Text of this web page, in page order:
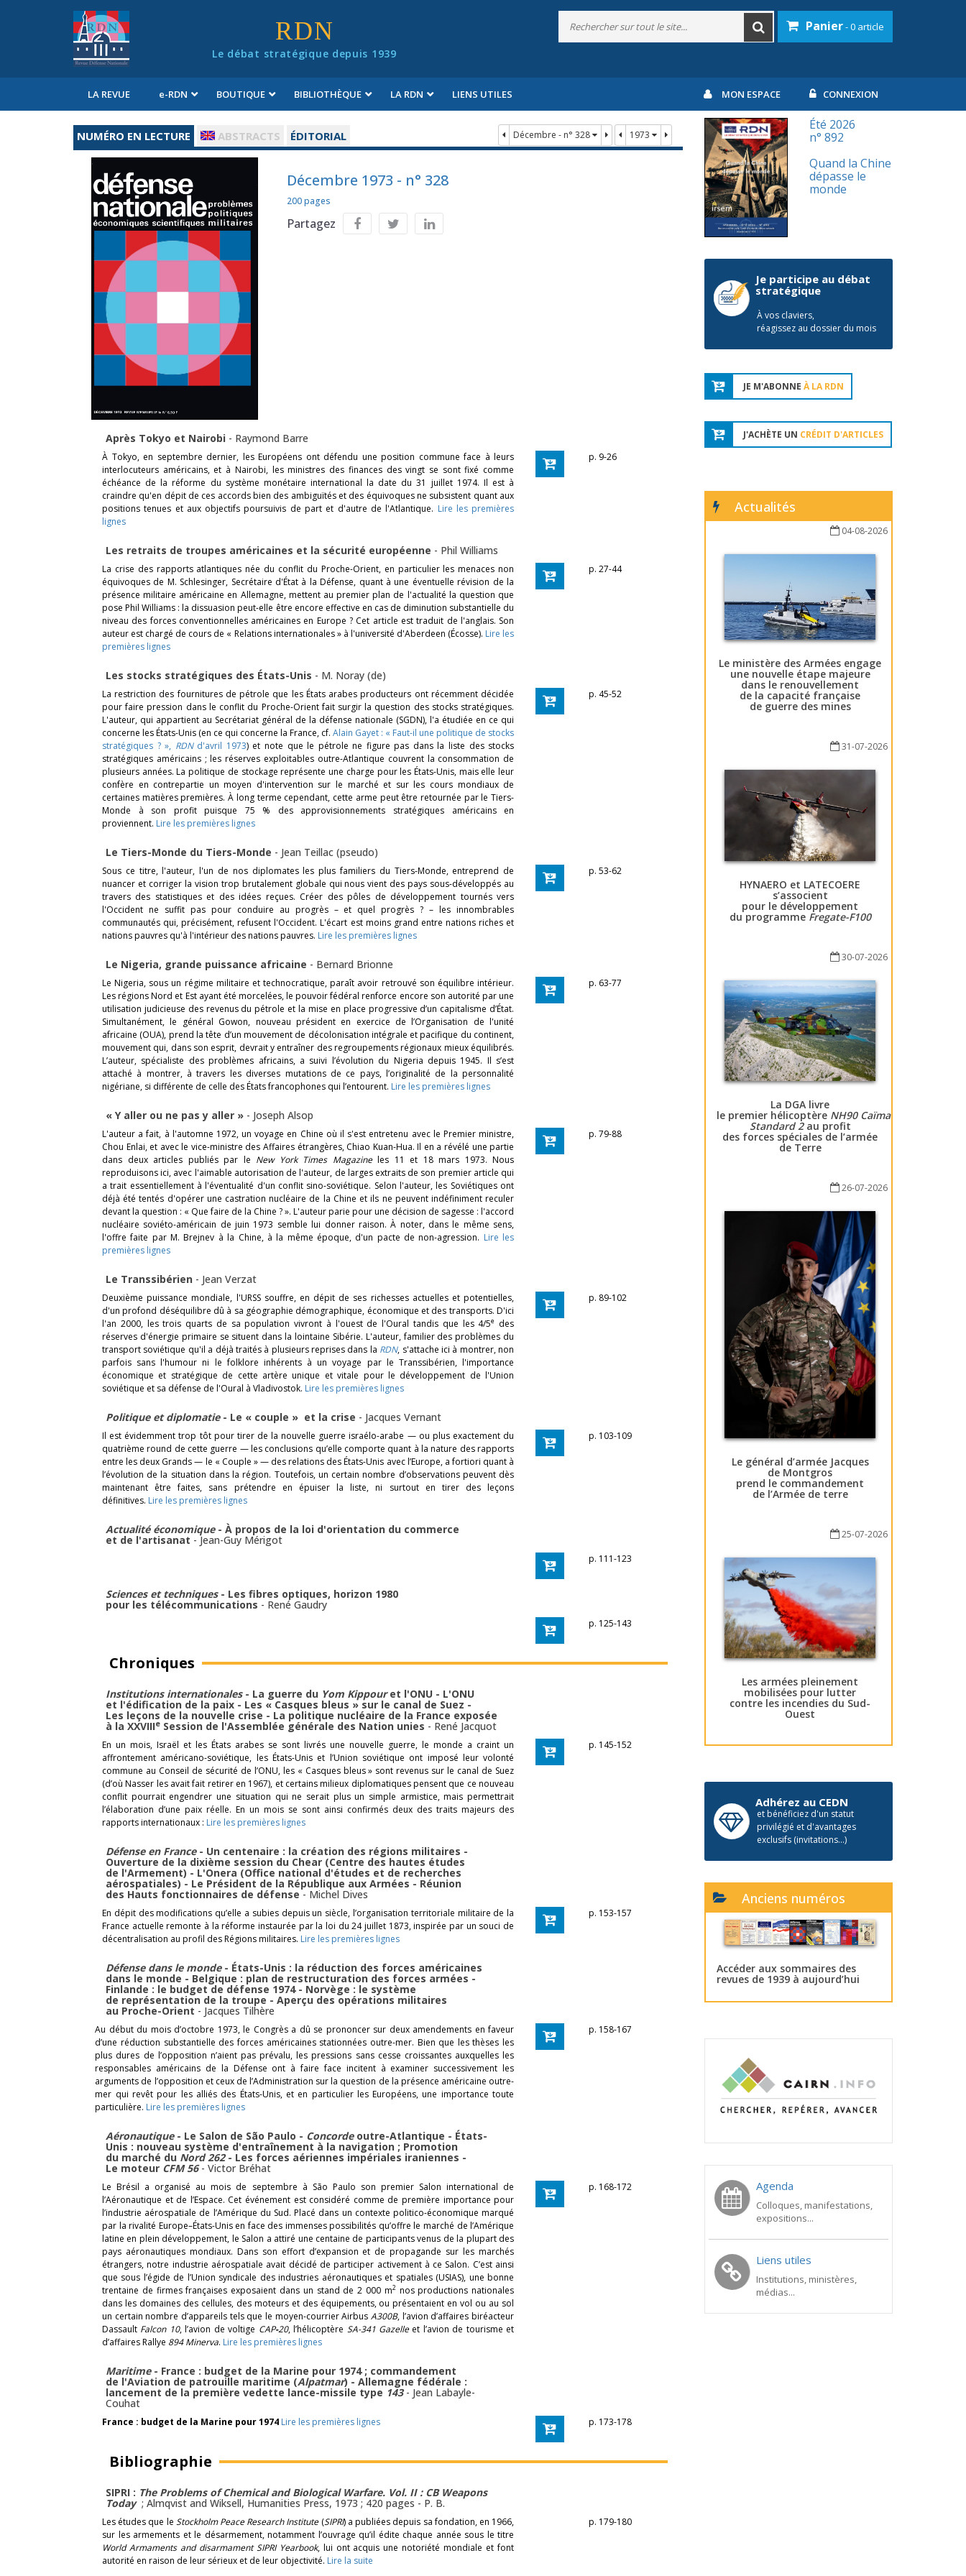
RDN
Le débat stratégique depuis 1939
Panier- 0 article
LA REVUE e-RDN BOUTIQUE BIBLIOTHÈQUE LA RDN LIENS UTILES MON ESPACE CONNEXION
NUMÉRO EN LECTURE ABSTRACTS ÉDITORIAL Décembre - n° 328 1973
Décembre 1973 - n° 328
200 pages
Partagez
Après Tokyo et Nairobi - Raymond Barre
À Tokyo, en septembre dernier, les Européens ont défendu une position commune face à leurs
interlocuteurs américains, et à Nairobi, les ministres des finances des vingt se sont fixé comme
échéance de la réforme du système monétaire international la date du 31 juillet 1974. Il est à
craindre qu'en dépit de ces accords bien des ambiguïtés et des équivoques ne subsistent quant aux
positions tenues et aux objectifs poursuivis de part et d'autre de l'Atlantique. Lire les premières
lignes
p. 9-26
Les retraits de troupes américaines et la sécurité européenne - Phil Williams
La crise des rapports atlantiques née du conflit du Proche-Orient, en particulier les menaces non
équivoques de M. Schlesinger, Secrétaire d'État à la Défense, quant à une éventuelle révision de la
présence militaire américaine en Allemagne, mettent au premier plan de l'actualité la question que
pose Phil Williams : la dissuasion peut-elle être encore effective en cas de diminution substantielle du
niveau des forces conventionnelles américaines en Europe ? Cet article est traduit de l'anglais. Son
auteur est chargé de cours de « Relations internationales » à l'université d'Aberdeen (Écosse). Lire les
premières lignes
p. 27-44
Les stocks stratégiques des États-Unis - M. Noray (de)
La restriction des fournitures de pétrole que les États arabes producteurs ont récemment décidée
pour faire pression dans le conflit du Proche-Orient fait surgir la question des stocks stratégiques.
L'auteur, qui appartient au Secrétariat général de la défense nationale (SGDN), l'a étudiée en ce qui
concerne les États-Unis (en ce qui concerne la France, cf.Alain Gayet : « Faut-il une politique de stocks
stratégiques ? », RDNd'avril 1973) et note que le pétrole ne figure pas dans la liste des stocks
stratégiques américains ; les réserves exploitables outre-Atlantique couvrent la consommation de
plusieurs années. La politique de stockage représente une charge pour les États-Unis, mais elle leur
confère en contrepartie un moyen d'intervention sur le marché et sur les cours mondiaux de
certaines matières premières. À long terme cependant, cette arme peut être retournée par le Tiers-
Monde à son profit puisque 75 % des approvisionnements stratégiques américains en
proviennent. Lire les premières lignes
p. 45-52
Le Tiers-Monde du Tiers-Monde - Jean Teillac (pseudo)
Sous ce titre, l'auteur, l'un de nos diplomates les plus familiers du Tiers-Monde, entreprend de
nuancer et corriger la vision trop brutalement globale qui nous vient des pays sous-développés au
travers des statistiques et des idées reçues. Créer des pôles de développement tournés vers
l'Occident ne suffit pas pour conduire au progrès – et quel progrès ? – les innombrables
communautés qui, précisément, refusent l'Occident. L'écart est moins grand entre nations riches et
nations pauvres qu'à l'intérieur des nations pauvres. Lire les premières lignes
p. 53-62
Le Nigeria, grande puissance africaine - Bernard Brionne
Le Nigeria, sous un régime militaire et technocratique, paraît avoir retrouvé son équilibre intérieur.
Les régions Nord et Est ayant été morcelées, le pouvoir fédéral renforce encore son autorité par une
utilisation judicieuse des revenus du pétrole et la mise en place progressive d’un capitalisme d’État.
Simultanément, le général Gowon, nouveau président en exercice de l’Organisation de l'unité
africaine (OUA), prend la tête d’un mouvement de décolonisation intégrale et pacifique du continent,
mouvement qui, dans son esprit, devrait y entraîner des regroupements régionaux mieux équilibrés.
L’auteur, spécialiste des problèmes africains, a suivi l’évolution du Nigeria depuis 1945. Il s’est
attaché à montrer, à travers les diverses mutations de ce pays, l’originalité de la personnalité
nigériane, si différente de celle des États francophones qui l’entourent. Lire les premières lignes
p. 63-77
« Y aller ou ne pas y aller » - Joseph Alsop
L'auteur a fait, à l'automne 1972, un voyage en Chine où il s'est entretenu avec le Premier ministre,
Chou Enlai, et avec le vice-ministre des Affaires étrangères, Chiao Kuan-Hua. Il en a révélé une partie
dans deux articles publiés par le New York Times Magazineles 11 et 18 mars 1973. Nous
reproduisons ici, avec l'aimable autorisation de l'auteur, de larges extraits de son premier article qui
a trait essentiellement à l'éventualité d'un conflit sino-soviétique. Selon l'auteur, les Soviétiques ont
déjà été tentés d'opérer une castration nucléaire de la Chine et ils ne peuvent indéfiniment reculer
devant la question : « Que faire de la Chine ? ». L'auteur parie pour une décision de sagesse : l'accord
nucléaire soviéto-américain de juin 1973 semble lui donner raison. À noter, dans le même sens,
l'offre faite par M. Brejnev à la Chine, à la même époque, d'un pacte de non-agression. Lire les
premières lignes
p. 79-88
Le Transsibérien - Jean Verzat
Deuxième puissance mondiale, l'URSS souffre, en dépit de ses richesses actuelles et potentielles,
d'un profond déséquilibre dû à sa géographie démographique, économique et des transports. D'ici
l'an 2000, les trois quarts de sa population vivront à l'ouest de l'Oural tandis que les 4/5e des
réserves d'énergie primaire se situent dans la lointaine Sibérie. L'auteur, familier des problèmes du
transport soviétique qu'il a déjà traités à plusieurs reprises dans la RDN, s'attache ici à montrer, non
parfois sans l'humour ni le folklore inhérents à un voyage par le Transsibérien, l'importance
économique et stratégique de cette artère unique et vitale pour le développement de l'Union
soviétique et sa défense de l'Oural à Vladivostok. Lire les premières lignes
p. 89-102
Politique et diplomatie- Le « couple » et la crise - Jacques Vernant
Il est évidemment trop tôt pour tirer de la nouvelle guerre israélo-arabe — ou plus exactement du
quatrième round de cette guerre — les conclusions qu’elle comporte quant à la nature des rapports
entre les deux Grands — le « Couple » — des relations des États-Unis avec l’Europe, a fortiori quant à
l’évolution de la situation dans la région. Toutefois, un certain nombre d’observations peuvent dès
maintenant être faites, sans prétendre en épuiser la liste, ni surtout en tirer des leçons
définitives. Lire les premières lignes
p. 103-109
Actualité économique- À propos de la loi d'orientation du commerce
et de l'artisanat - Jean-Guy Mérigot
p. 111-123
Sciences et techniques- Les fibres optiques, horizon 1980
pour les télécommunications - René Gaudry
p. 125-143
Chroniques
Institutions internationales- La guerre du Yom Kippouret l'ONU - L'ONU
et l'édification de la paix - Les « Casques bleus » sur le canal de Suez -
Les leçons de la nouvelle crise - La politique nucléaire de la France exposée
à la XXVIIIe Session de l'Assemblée générale des Nation unies - René Jacquot
En un mois, Israël et les États arabes se sont livrés une nouvelle guerre, le monde a craint un
affrontement américano-soviétique, les États-Unis et l’Union soviétique ont imposé leur volonté
commune au Conseil de sécurité de l’ONU, les « Casques bleus » sont revenus sur le canal de Suez
(d’où Nasser les avait fait retirer en 1967), et certains milieux diplomatiques pensent que ce nouveau
conflit pourrait engendrer une situation qui ne serait plus un simple armistice, mais permettrait
l’élaboration d’une paix réelle. En un mois se sont ainsi confirmés deux des traits majeurs des
rapports internationaux : Lire les premières lignes
p. 145-152
Défense en France- Un centenaire : la création des régions militaires -
Ouverture de la dixième session du Chear (Centre des hautes études
de l'Armement) - L'Onera (Office national d'études et de recherches
aérospatiales) - Le Président de la République aux Armées - Réunion
des Hauts fonctionnaires de défense- Michel Dives
En dépit des modifications qu’elle a subies depuis un siècle, l’organisation territoriale militaire de la
France actuelle remonte à la réforme instaurée par la loi du 24 juillet 1873, inspirée par un souci de
décentralisation au profil des Régions militaires. Lire les premières lignes
p. 153-157
Défense dans le monde- États-Unis : la réduction des forces américaines
dans le monde - Belgique : plan de restructuration des forces armées -
Finlande : le budget de défense 1974 - Norvège : le système
de représentation de la troupe - Aperçu des opérations militaires
au Proche-Orient - Jacques Tilhère
Au début du mois d’octobre 1973, le Congrès a dû se prononcer sur deux amendements en faveur
d’une réduction substantielle des forces américaines stationnées outre-mer. Bien que les thèses les
plus dures de l’opposition n’aient pas prévalu, les pressions sans cesse croissantes auxquelles les
responsables américains de la Défense ont à faire face incitent à examiner successivement les
arguments de l’opposition et ceux de l’Administration sur la question de la présence américaine outre-
mer qui revêt pour les alliés des États-Unis, et en particulier les Européens, une importance toute
particulière. Lire les premières lignes
p. 158-167
Aéronautique - Le Salon de São Paulo - Concordeoutre-Atlantique - États-
Unis : nouveau système d'entraînement à la navigation ; Promotion
du marché du Nord 262- Les forces aériennes impériales iraniennes -
Le moteur CFM 56 - Victor Bréhat
Le Brésil a organisé au mois de septembre à São Paulo son premier Salon international de
l’Aéronautique et de l’Espace. Cet événement est considéré comme de première importance pour
l’industrie aérospatiale de l’Amérique du Sud. Placé dans un contexte politico-économique marqué
par la rivalité Europe–États-Unis en face des immenses possibilités qu’offre le marché de l’Amérique
latine en plein développement, le Salon a attiré une centaine de participants venus de la plupart des
pays aéronautiques mondiaux. Dans son effort d’expansion et de propagande sur les marchés
étrangers, notre industrie aérospatiale avait décidé de participer activement à ce Salon. C’est ainsi
que sous l’égide de l’Union syndicale des industries aéronautiques et spatiales (USIAS), une bonne
trentaine de firmes françaises exposaient dans un stand de 2 000 m2nos productions nationales
dans les domaines des cellules, des moteurs et des équipements, ou présentaient en vol ou au sol
un certain nombre d’appareils tels que le moyen-courrier AirbusA300B, l’avion d’affaires biréacteur
Dassault Falcon 10, l’avion de voltige CAP-20, l’hélicoptère SA-341 Gazelleet l’avion de tourisme et
d’affaires Rallye 894 Minerva. Lire les premières lignes
p. 168-172
Maritime - France : budget de la Marine pour 1974 ; commandement
de l'Aviation de patrouille maritime (Alpatmar) - Allemagne fédérale :
lancement de la première vedette lance-missile type 143 - Jean Labayle-
Couhat
France : budget de la Marine pour1974 Lire les premières lignes p. 173-178
Bibliographie
SIPRI : The Problems of Chemical and Biological Warfare. Vol. II : CB Weapons
Today ; Almqvist and Wiksell, Humanities Press, 1973 ; 420 pages - P. B.
Les études que le Stockholm Peace Research Institute (SIPRI) a publiées depuis sa fondation, en 1966,
sur les armements et le désarmement, notamment l’ouvrage qu’il édite chaque année sous le titre
World Armaments and disarmament SIPRI Yearbook, lui ont acquis une notoriété mondiale et font
autorité en raison de leur sérieux et de leur objectivité. Lire la suite
p. 179-180
Été 2026
n° 892
Quand la Chine
dépasse le
monde
Je participe au débat
stratégique
À vos claviers,
réagissez au dossier du mois
JE M'ABONNE À LA RDN
J'ACHÈTE UN CRÉDIT D'ARTICLES
Actualités
04-08-2026
Le ministère des Armées engage
une nouvelle étape majeure
dans le renouvellement
de la capacité française
de guerre des mines
31-07-2026
HYNAERO et LATECOERE
s’associent
pour le développement
du programme Fregate-F100
30-07-2026
La DGA livre
le premier hélicoptère NH90 Caïman
Standard 2au profit
des forces spéciales de l’armée
de Terre
26-07-2026
Le général d’armée Jacques
de Montgros
prend le commandement
de l’Armée de terre
25-07-2026
Les armées pleinement
mobilisées pour lutter
contre les incendies du Sud-
Ouest
Adhérez au CEDN
et bénéficiez d'un statut
privilégié et d'avantages
exclusifs (invitations...)
Anciens numéros
Accéder aux sommaires des
revues de 1939 à aujourd’hui
Agenda
Colloques, manifestations,
expositions...
Liens utiles
Institutions, ministères,
médias...